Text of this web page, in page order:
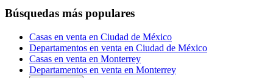
Búsquedas más populares
Casas en venta en Ciudad de México
Departamentos en venta en Ciudad de México
Casas en venta en Monterrey
Departamentos en venta en Monterrey